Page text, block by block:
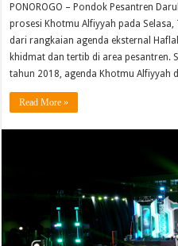
PONOROGO – Pondok Pesantren
prosesi Khotmu Alfiyyah pada
dari rangkaian agenda eksternal
khidmat dan tertib di area pesantren.
tahun 2018, agenda Khotmu Alfiyyah
Read More »